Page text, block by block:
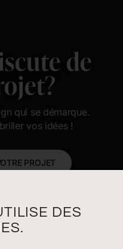
de
qui se démarque.
vos idées !
PROJET
DES